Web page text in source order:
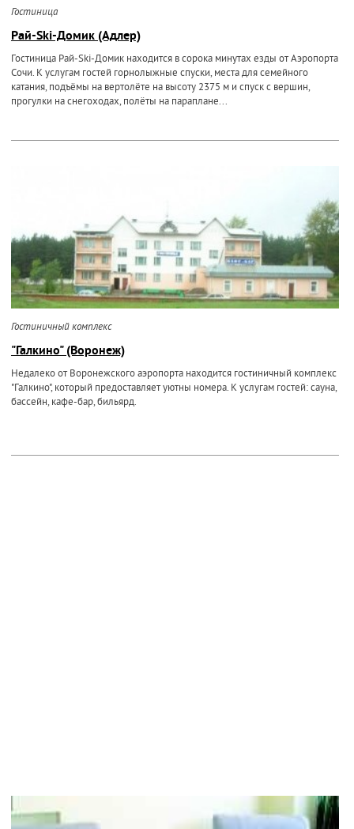
Гостиница
Рай-Ski-Домик (Адлер)
Гостиница Рай-Ski-Домик находится в сорока минутах езды от Аэропорта
Сочи. К услугам гостей горнолыжные спуски, места для семейного
катания, подъёмы на вертолёте на высоту 2375 м и спуск с вершин,
прогулки на снегоходах, полёты на параплане...
Гостиничный комплекс
"Галкино" (Воронеж)
Недалеко от Воронежского аэропорта находится гостиничный комплекс
"Галкино", который предоставляет уютны номера. К услугам гостей: сауна,
бассейн, кафе-бар, бильярд.